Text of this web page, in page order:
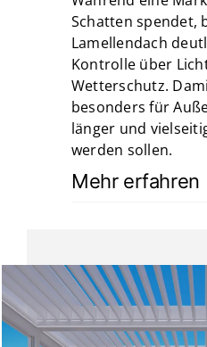
Schatten spendet,
Lamellendach
Kontrolle über
Wetterschutz.
besonders für
länger und
werden sollen.
Mehr erfahren